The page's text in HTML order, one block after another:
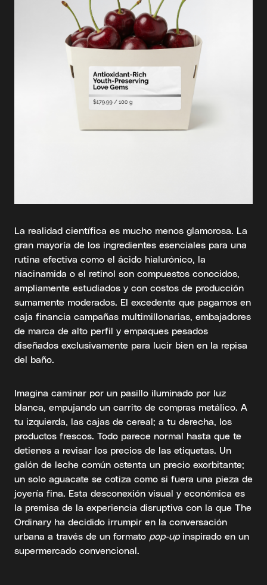
La realidad científica es mucho menos glamorosa. La
gran mayoría de los ingredientes esenciales para una
rutina efectiva como el ácido hialurónico, la
niacinamida o el retinol son compuestos conocidos,
ampliamente estudiados y con costos de producción
sumamente moderados. El excedente que pagamos en
caja financia campañas multimillonarias, embajadores
de marca de alto perfil y empaques pesados
diseñados exclusivamente para lucir bien en la repisa
del baño.
Imagina caminar por un pasillo iluminado por luz
blanca, empujando un carrito de compras metálico. A
tu izquierda, las cajas de cereal; a tu derecha, los
productos frescos. Todo parece normal hasta que te
detienes a revisar los precios de las etiquetas. Un
galón de leche común ostenta un precio exorbitante;
un solo aguacate se cotiza como si fuera una pieza de
joyería fina. Esta desconexión visual y económica es
la premisa de la experiencia disruptiva con la que The
Ordinary ha decidido irrumpir en la conversación
urbana a través de un formato pop-upinspirado en un
supermercado convencional.